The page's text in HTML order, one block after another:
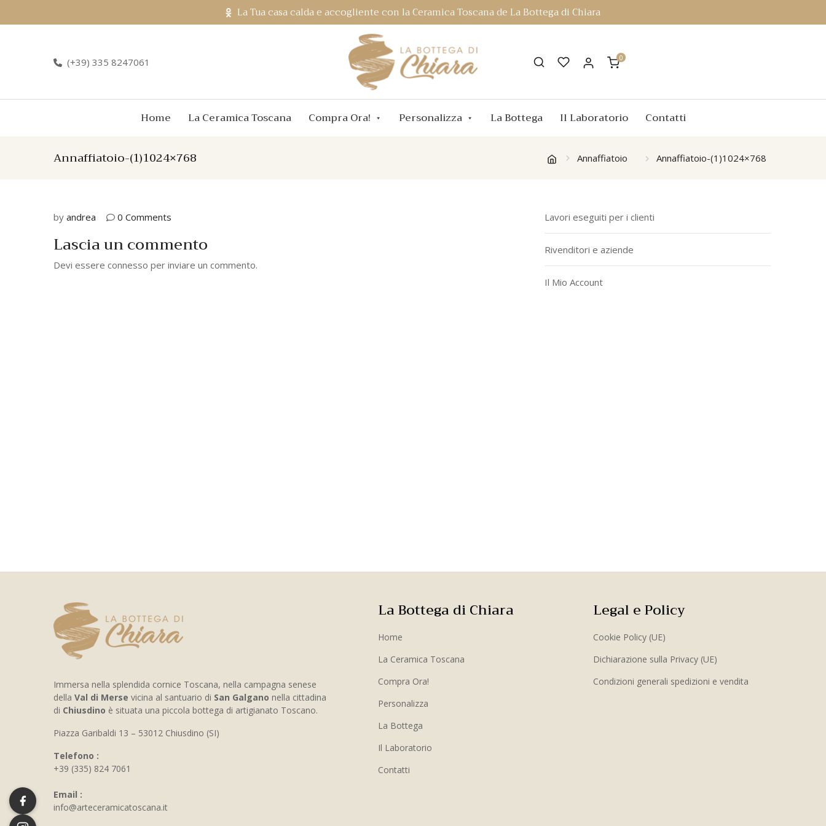
La Tua casa calda e accogliente con la Ceramica Toscana de La Bottega di Chiara
(+39) 335 8247061 0
Home La Ceramica Toscana Compra Ora! Personalizza La Bottega Il Laboratorio Contatti
Annaffiatoio-(1)1024×768 Annaffiatoio Annaffiatoio-(1)1024×768
by andrea 0 Comments
Lascia un commento
Devi essere connesso per inviare un commento.
Lavori eseguiti per i clienti
Rivenditori e aziende
Il Mio Account
Immersa nella splendida cornice Toscana, nella campagna senese
della Val di Merse vicina al santuario di San Galgano nella cittadina
di Chiusdino è situata una piccola bottega di artigianato Toscano.
Piazza Garibaldi 13 – 53012 Chiusdino (SI)
Telefono :
+39 (335) 824 7061
Email :
info@arteceramicatoscana.it
La Bottega di Chiara
Home
La Ceramica Toscana
Compra Ora!
Personalizza
La Bottega
Il Laboratorio
Contatti
Legal e Policy
Cookie Policy (UE)
Dichiarazione sulla Privacy (UE)
Condizioni generali spedizioni e vendita